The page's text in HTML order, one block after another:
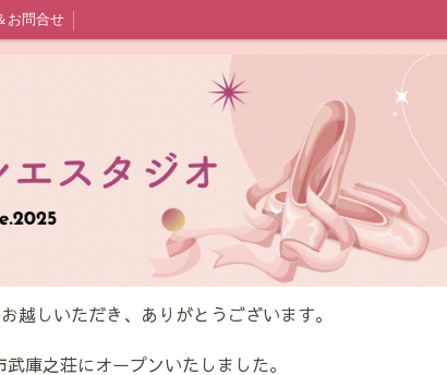
お問合せ
越しいただき、ありがとうございます。
庫之荘にオープンいたしました。